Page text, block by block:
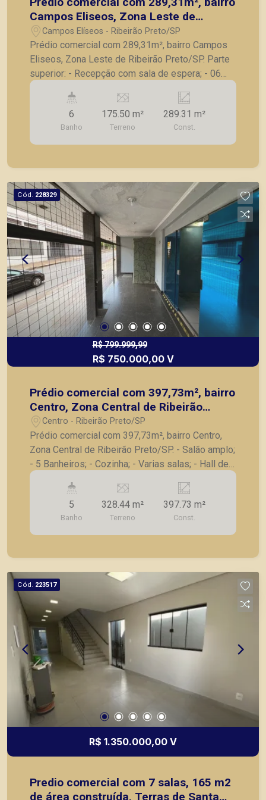
Campos Eliseos, Zona Leste de
Ribeirão Preto/SP.
Campos Elíseos - Ribeirão Preto/SP
Prédio comercial com 289,31m², bairro Campos
Eliseos, Zona Leste de Ribeirão Preto/SP. Parte
superior: - Recepção com sala de espera; - 06
salas; - 02 banheiros; - Quintal; Parte Inferior: - 05
salas; - Copa; - 04 banheiros. A Piramid tem
como objetivo atender seus clientes com
agilidade e segurança, em locação, vendas de
imóveis prontos, usados ou mesmo nos
6
Banho
175.50 m²
Terreno
289.31 m²
Const.
Cód. 228329
R$ 799.999,99
R$ 750.000,00 V
Prédio comercial com 397,73m², bairro
Centro, Zona Central de Ribeirão
Preto/SP.
Centro - Ribeirão Preto/SP
Prédio comercial com 397,73m², bairro Centro,
Zona Central de Ribeirão Preto/SP. - Salão amplo;
- 5 Banheiros; - Cozinha; - Varias salas; - Hall de
entrada; - Excelente localização perto da catedral.
A Piramid tem como objetivo atender seus
clientes com agilidade e segurança, em locação,
vendas de imóveis prontos, usados ou mesmo
nos principais lançamentos da cidade de Ribeirão
5
Banho
328.44 m²
Terreno
397.73 m²
Const.
Cód. 223517
R$ 1.350.000,00 V
Predio comercial com 7 salas, 165 m2
de área construída, Terras de Santa